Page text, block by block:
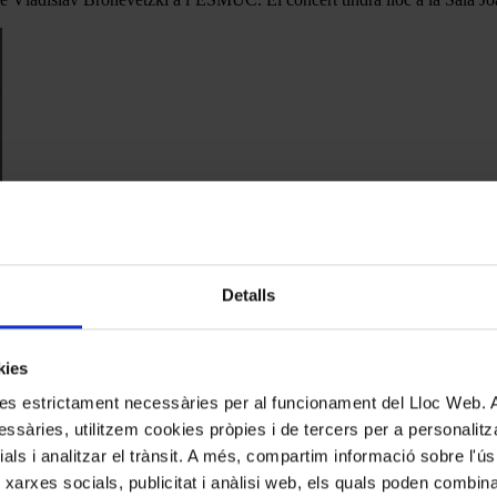
Detalls
estrictament necessàries per al funcionament del Lloc Web.
utilitzem cookies pròpies i de tercers per a
i analitzar el trànsit. A més, compartim informació sobre
socials, publicitat i anàlisi web, els quals poden
el recital pianístic de la francesa Charlotte Goulaud,
i Robert Schumann. L’endemà, 27 de juny, als Jardins de
A. Mozart que va popularitzar la llegenda de la rivalitat entre
Puig-Porret que el curs vinent realitzaran l’últim curs de nivell